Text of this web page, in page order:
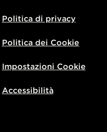
Politica di privacy
Politica dei Cookie
Impostazioni Cookie
Accessibilità